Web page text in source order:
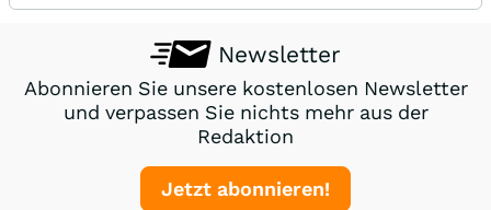
Newsletter
Abonnieren Sie unsere kostenlosen Newsletter
und verpassen Sie nichts mehr aus der
Redaktion
Jetzt abonnieren!